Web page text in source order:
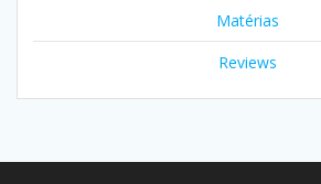
Matérias
Reviews